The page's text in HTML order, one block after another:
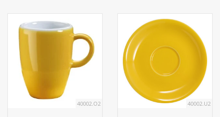
Aufsteller
Tafeln
Einrichtung
40002.O2 40002.U2